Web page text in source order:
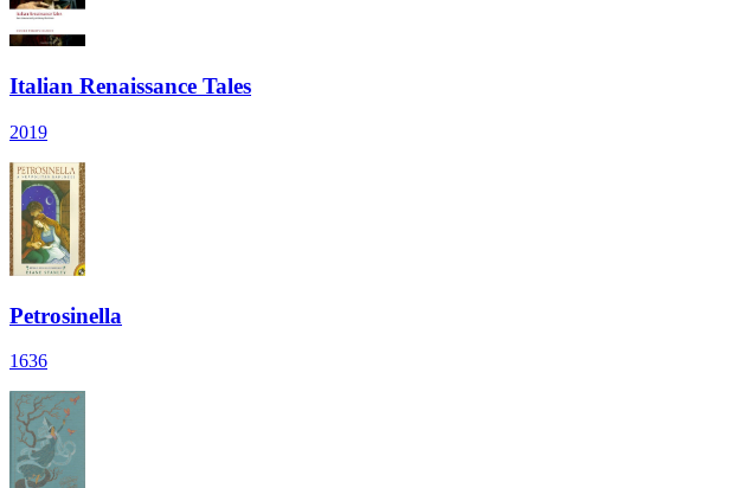
Italian Renaissance Tales
2019
Petrosinella
1636